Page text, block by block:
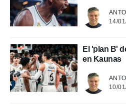
la
el
del
de
o a través
de
de
de
14/
El 'plan B'
en Kaunas
10/